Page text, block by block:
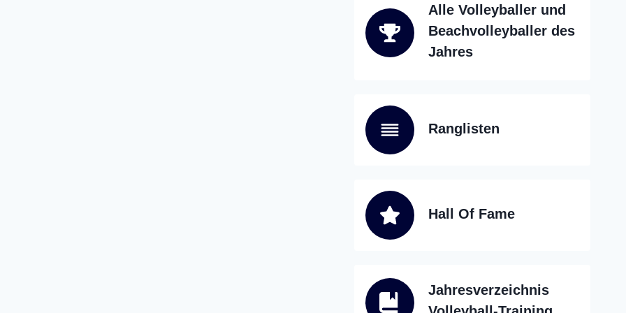
Alle Volleyballer und
Beachvolleyballer des
Jahres
Ranglisten
Hall Of Fame
Jahresverzeichnis